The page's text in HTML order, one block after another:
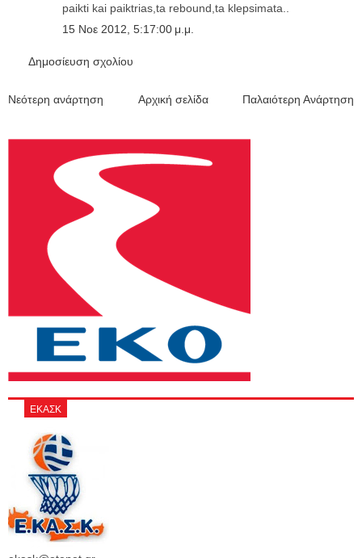
paikti kai paiktrias,ta rebound,ta klepsimata..
15 Νοε 2012, 5:17:00 μ.μ.
Δημοσίευση σχολίου
Νεότερη ανάρτηση Παλαιότερη Ανάρτηση
Αρχική σελίδα
ΕΚΑΣΚ